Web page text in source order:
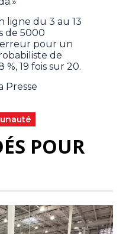
ligne du 3 au 13
de 5000
pour un
de
19 fois sur 20.
Presse
POUR